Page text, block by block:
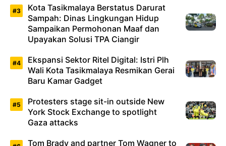
Kota Tasikmalaya Berstatus Darurat
Sampah: Dinas Lingkungan Hidup
Sampaikan Permohonan Maaf dan
Upayakan Solusi TPA Ciangir
Ekspansi Sektor Ritel Digital: Istri Plh
Wali Kota Tasikmalaya Resmikan Gerai
Baru Kamar Gadget
Protesters stage sit-in outside New
York Stock Exchange to spotlight
Gaza attacks
Tom Brady and partner Tom Wagner to